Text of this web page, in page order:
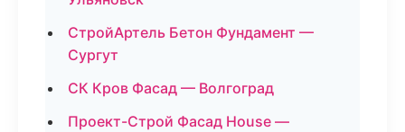
СтройАртель Бетон Фундамент —
Сургут
СК Кров Фасад — Волгоград
Проект-Строй Фасад House —